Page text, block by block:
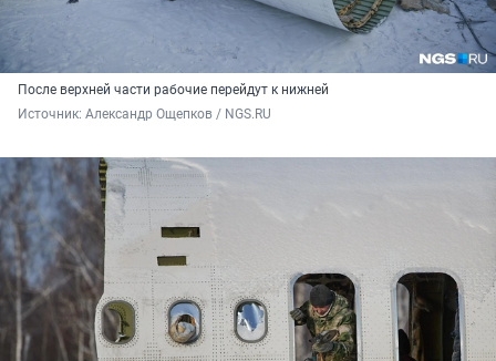
После верхней части рабочие перейдут к нижней
Источник: Александр Ощепков / NGS.RU